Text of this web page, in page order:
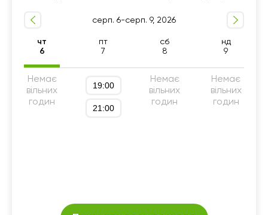
серп. 6-серп. 9, 2026
чт
6
пт
7
сб
8
нд
9
Немає
вільних
годин
19:00
21:00
Немає
вільних
годин
Немає
вільних
годин